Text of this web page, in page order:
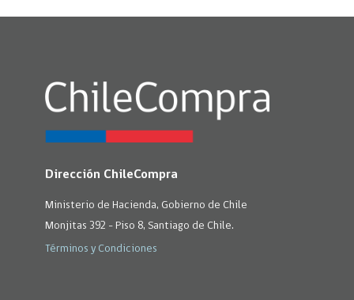
Dirección ChileCompra
Ministerio de Hacienda, Gobierno de Chile
Monjitas 392 - Piso 8, Santiago de Chile.
Términos y Condiciones